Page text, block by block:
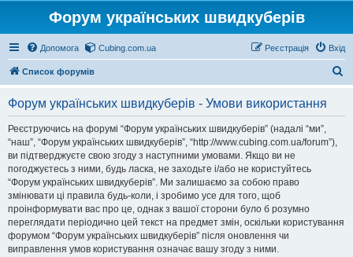
Форум українських швидкуберів
Допомога Cubing.com.ua Вхід
Реєстрація
Список форумів
Форум українських швидкуберів - Умови використання
Реєструючись на форумі “Форум українських швидкуберів” (надалі “ми”,
“наш”, “Форум українських швидкуберів”, “http://www.cubing.com.ua/forum”),
ви підтверджуєте свою згоду з наступними умовами. Якщо ви не
погоджуєтесь з ними, будь ласка, не заходьте і/або не користуйтесь
“Форум українських швидкуберів”. Ми залишаємо за собою право
змінювати ці правила будь-коли, і зробимо усе для того, щоб
проінформувати вас про це, однак з вашої сторони було б розумно
переглядати періодично цей текст на предмет змін, оскільки користування
форумом “Форум українських швидкуберів” після оновлення чи
виправлення умов користування означає вашу згоду з ними.